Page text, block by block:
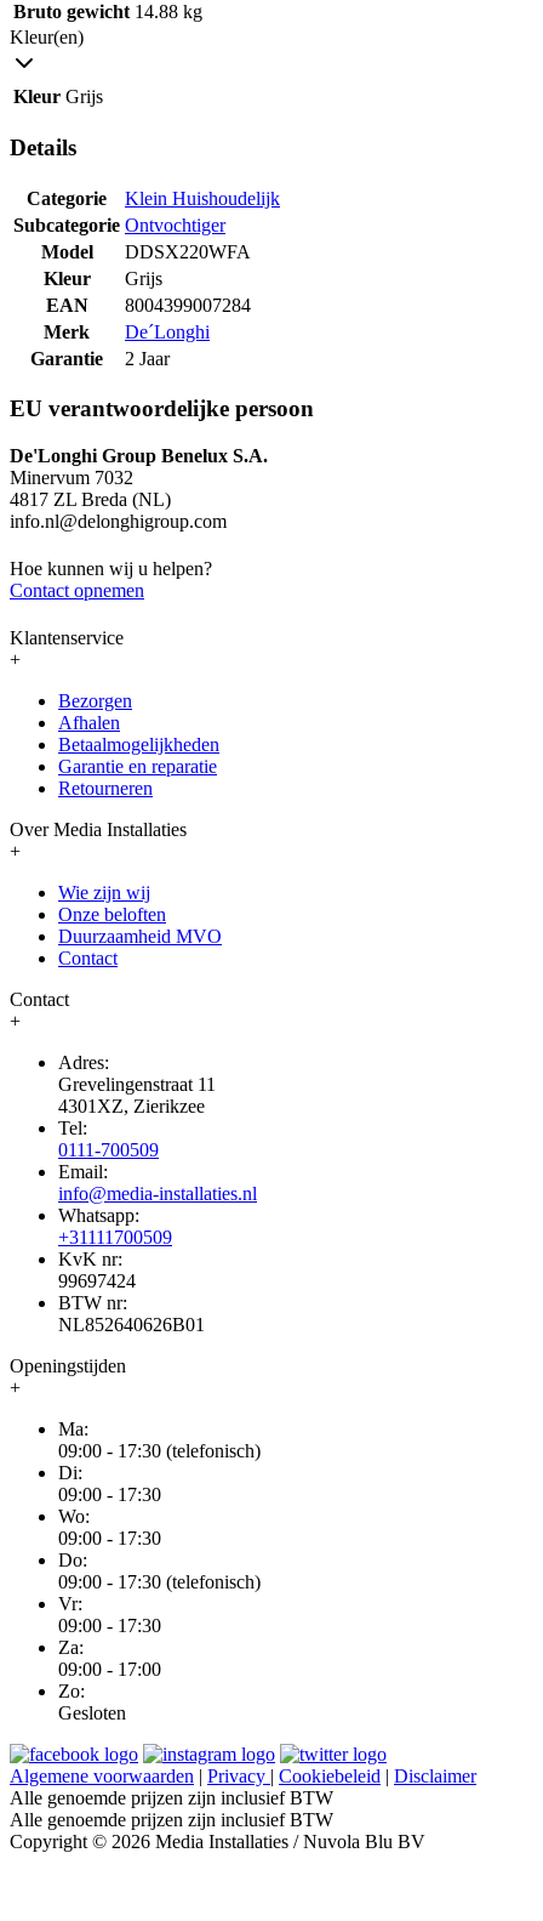
Bruto gewicht 14.88 kg
Kleur(en)
Kleur Grijs
Details
Categorie
Klein Huishoudelijk
Subcategorie Ontvochtiger
Model
DDSX220WFA
Kleur
Grijs
EAN
8004399007284
Merk
De´Longhi
Garantie
2 Jaar
EU verantwoordelijke persoon
De'Longhi Group Benelux S.A.
Minervum 7032
4817 ZL Breda (NL)
info.nl@delonghigroup.com
Hoe kunnen wij u helpen?
Contact opnemen
Klantenservice
+
Bezorgen
Afhalen
Betaalmogelijkheden
Garantie en reparatie
Retourneren
Over Media Installaties
+
Wie zijn wij
Onze beloften
Duurzaamheid MVO
Contact
Contact
+
Adres:
Grevelingenstraat 11
4301XZ, Zierikzee
Tel:
0111-700509
Email:
info@media-installaties.nl
Whatsapp:
+31111700509
KvK nr:
99697424
BTW nr:
NL852640626B01
Openingstijden
+
Ma:
09:00 - 17:30 (telefonisch)
Di:
09:00 - 17:30
Wo:
09:00 - 17:30
Do:
09:00 - 17:30 (telefonisch)
Vr:
09:00 - 17:30
Za:
09:00 - 17:00
Zo:
Gesloten
Algemene voorwaarden | Privacy | Cookiebeleid | Disclaimer
Alle genoemde prijzen zijn inclusief BTW
Alle genoemde prijzen zijn inclusief BTW
Copyright © 2026 Media Installaties / Nuvola Blu BV